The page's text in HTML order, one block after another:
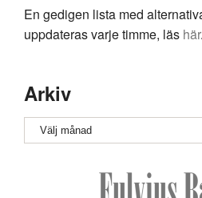
En gedigen lista med
uppdateras varje timme, läs här.
Arkiv
Arkiv